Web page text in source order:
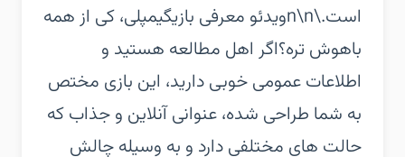
است.\n\nویدئو معرفی بازیگیمپلی، کی از همه
باهوش تره؟اگر اهل مطالعه هستید و
اطلاعات عمومی خوبی دارید، این بازی مختص
به شما طراحی شده، عنوانی آنلاین و جذاب که
حالت های مختلفی دارد و به وسیله چالش